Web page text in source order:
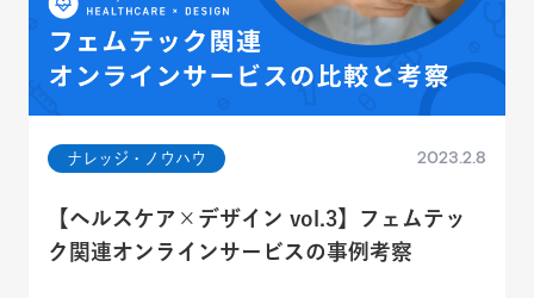
ナレッジ・ノウハウ 2023.2.8
【ヘルスケア×デザイン vol.3】フェムテッ
ク関連オンラインサービスの事例考察